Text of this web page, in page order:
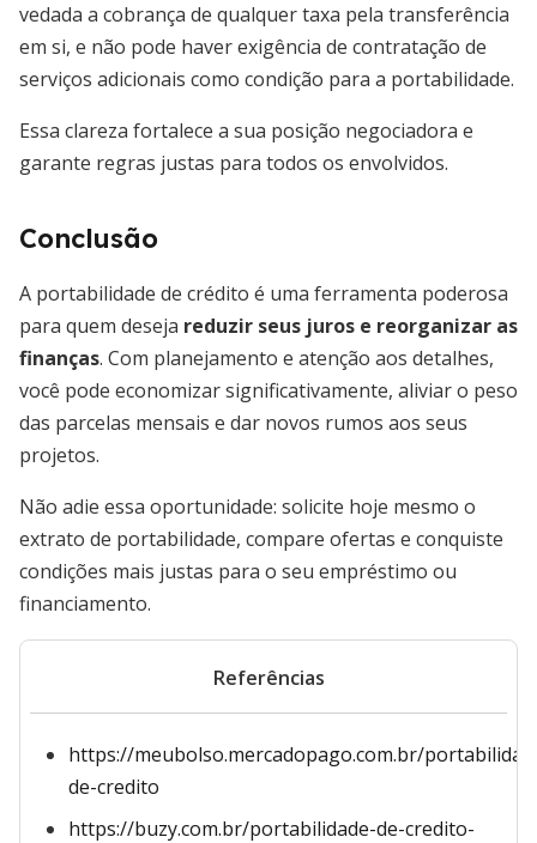
vedada a cobrança de qualquer taxa pela transferência
em si, e não pode haver exigência de contratação de
serviços adicionais como condição para a portabilidade.
Essa clareza fortalece a sua posição negociadora e
garante regras justas para todos os envolvidos.
Conclusão
A portabilidade de crédito é uma ferramenta poderosa
para quem deseja reduzir seus juros e reorganizar as
finanças. Com planejamento e atenção aos detalhes,
você pode economizar significativamente, aliviar o peso
das parcelas mensais e dar novos rumos aos seus
projetos.
Não adie essa oportunidade: solicite hoje mesmo o
extrato de portabilidade, compare ofertas e conquiste
condições mais justas para o seu empréstimo ou
financiamento.
Referências
https://meubolso.mercadopago.com.br/
de-credito
https://buzy.com.br/portabilidade-de-credito-